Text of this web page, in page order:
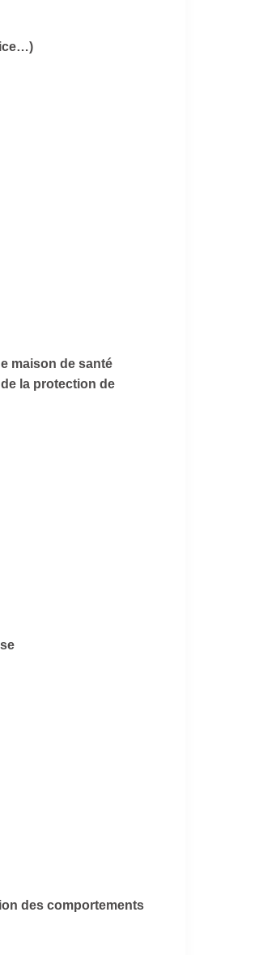
maison de santé
la protection de
des comportements